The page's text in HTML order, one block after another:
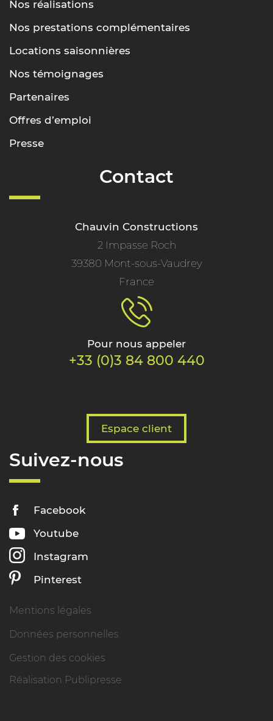
Nos réalisations
Nos prestations complémentaires
Locations saisonnières
Nos témoignages
Partenaires
Offres d’emploi
Presse
Contact
Chauvin Constructions
2 Impasse Roch
39380 Mont-sous-Vaudrey
France
Pour nous appeler
+33 (0)3 84 800 440
Espace client
Suivez-nous
Facebook
Youtube
Instagram
Pinterest
Mentions légales
Données personnelles
Gestion des cookies
Réalisation Publipresse